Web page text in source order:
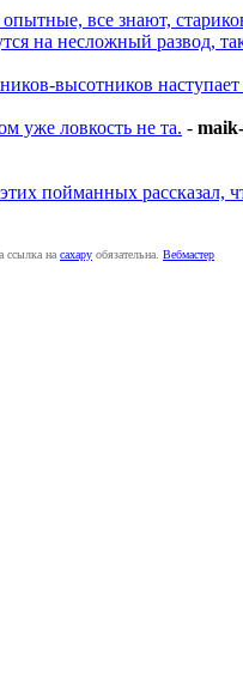
все знают,
на несложный развод,
высотников
уже ловкость не та. -
пойманных рассказал,
ссылка на caxapу обязательна. Вебмастер